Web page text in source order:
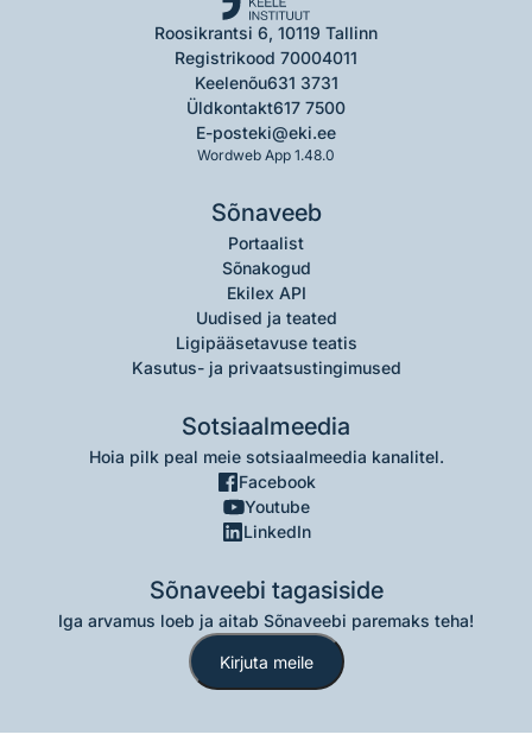
Roosikrantsi 6, 10119 Tallinn
Registrikood 70004011
Keelenõu631 3731
Üldkontakt617 7500
E-posteki@eki.ee
Wordweb App 1.48.0
Sõnaveeb
Portaalist
Sõnakogud
Ekilex API
Uudised ja teated
Ligipääsetavuse teatis
Kasutus- ja privaatsustingimused
Sotsiaalmeedia
Hoia pilk peal meie sotsiaalmeedia kanalitel.
Facebook
Youtube
LinkedIn
Sõnaveebi tagasiside
Iga arvamus loeb ja aitab Sõnaveebi paremaks teha!
Kirjuta meile